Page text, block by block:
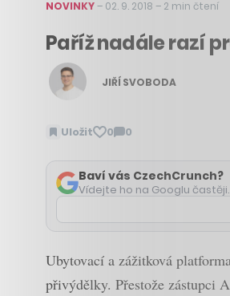
NOVINKY– 02. 9. 2018 – 2 min čtení
Paříž nadále razí
JIŘÍ SVOBODA
Uložit 0 0
Zobrazit
Baví vás CzechCrunch?
Vídejte ho na Googlu častěji.
Ubytovací a zážitková
přivýdělky. Přestože zástupci